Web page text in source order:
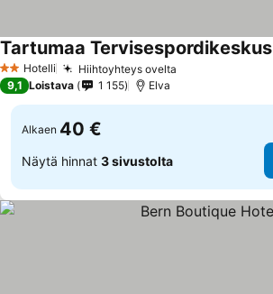
2 Tähtiluokitus
Hotelli Hiihtoyhteys ovelta
Tartumaa Tervisespordikeskus
9,1 Loistava 1 155 Elva
Alkaen 40 €
Näytä hinnat 3 sivustolta